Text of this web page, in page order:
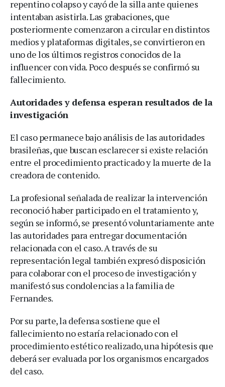
repentino colapso y cayó de la silla ante quienes
intentaban asistirla. Las grabaciones, que
posteriormente comenzaron a circular en distintos
medios y plataformas digitales, se convirtieron en
uno de los últimos registros conocidos de la
influencer con vida. Poco después se confirmó su
fallecimiento.
Autoridades y defensa esperan resultados de la
investigación
El caso permanece bajo análisis de las autoridades
brasileñas, que buscan esclarecer si existe relación
entre el procedimiento practicado y la muerte de la
creadora de contenido.
La profesional señalada de realizar la intervención
reconoció haber participado en el tratamiento y,
según se informó, se presentó voluntariamente ante
las autoridades para entregar documentación
relacionada con el caso. A través de su
representación legal también expresó disposición
para colaborar con el proceso de investigación y
manifestó sus condolencias a la familia de
Fernandes.
Por su parte, la defensa sostiene que el
fallecimiento no estaría relacionado con el
procedimiento estético realizado, una hipótesis que
deberá ser evaluada por los organismos encargados
del caso.